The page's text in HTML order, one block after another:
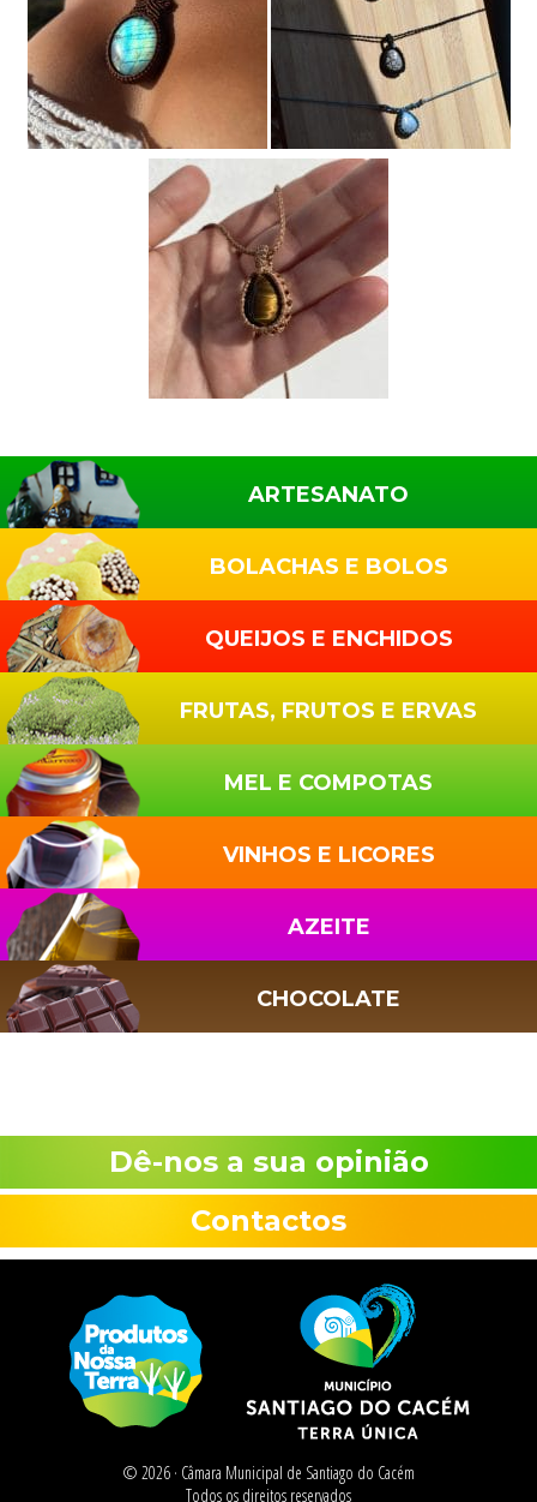
Sidebar
primária
ARTESANATO
BOLACHAS E BOLOS
QUEIJOS E ENCHIDOS
FRUTAS, FRUTOS E ERVAS
MEL E COMPOTAS
VINHOS E LICORES
AZEITE
CHOCOLATE
Dê-nos a sua opinião
Contactos
© 2026 · Câmara Municipal de Santiago do Cacém
Todos os direitos reservados